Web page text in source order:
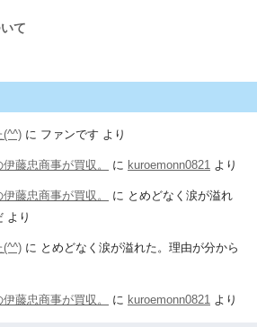
て
(^^) に ファンです より
藤忠商事が買収。 に kuroemonn0821 より
藤忠商事が買収。 に とめどなく涙が溢れ
より
(^^) に とめどなく涙が溢れた。理由が分から
藤忠商事が買収。 に kuroemonn0821 より